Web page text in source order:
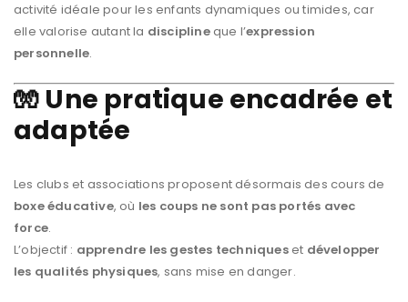
activité idéale pour les enfants dynamiques ou timides, car
elle valorise autant la disciplineque l’expression
personnelle.
🧤 Une pratique encadrée et
adaptée
Les clubs et associations proposent désormais des cours de
boxe éducative, où les coups ne sont pas portés avec
force.
L’objectif : apprendre les gestes techniqueset développer
les qualités physiques, sans mise en danger.